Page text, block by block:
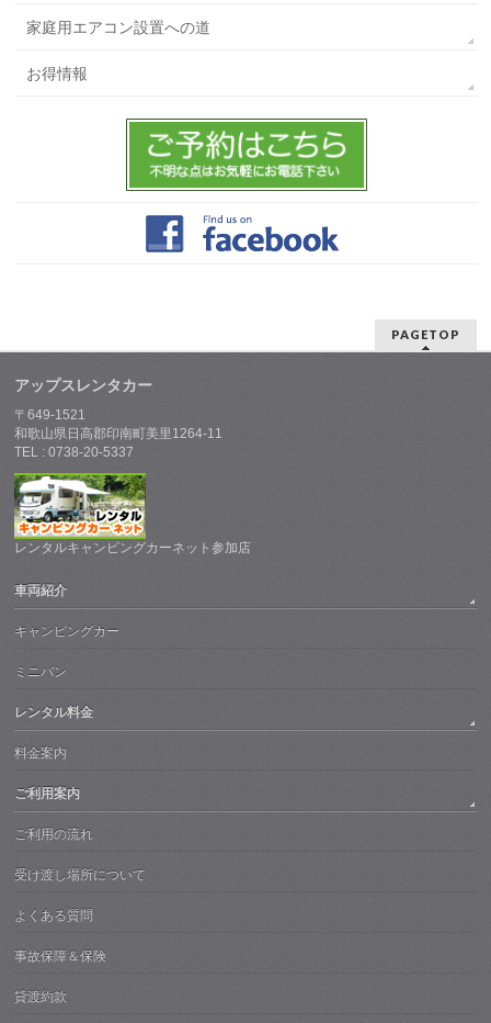
家庭用エアコン設置への道
お得情報
PAGETOP
アップスレンタカー
〒649-1521
和歌山県日高郡印南町美里1264-11
TEL : 0738-20-5337
レンタルキャンピングカーネット参加店
車両紹介
キャンピングカー
ミニバン
レンタル料金
料金案内
ご利用案内
ご利用の流れ
受け渡し場所について
よくある質問
事故保障＆保険
貸渡約款